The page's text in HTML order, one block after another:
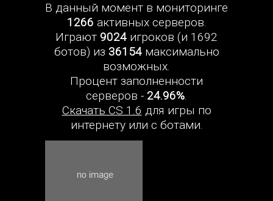
В данный момент в мониторинге
1266 активных серверов.
Играют 9024 игроков (и 1692
ботов) из 36154максимально
возможных.
Процент заполненности
серверов - 24.96%.
Скачать CS 1.6 для игры по
интернету или с ботами.